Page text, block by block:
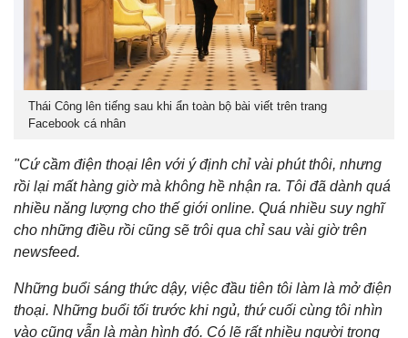
Thái Công lên tiếng sau khi ẩn toàn bộ bài viết trên trang
Facebook cá nhân
"Cứ cầm điện thoại lên với ý định chỉ vài phút thôi, nhưng
rồi lại mất hàng giờ mà không hề nhận ra. Tôi đã dành quá
nhiều năng lượng cho thế giới online. Quá nhiều suy nghĩ
cho những điều rồi cũng sẽ trôi qua chỉ sau vài giờ trên
newsfeed.
Những buổi sáng thức dậy, việc đầu tiên tôi làm là mở điện
thoại. Những buổi tối trước khi ngủ, thứ cuối cùng tôi nhìn
vào cũng vẫn là màn hình đó. Có lẽ rất nhiều người trong